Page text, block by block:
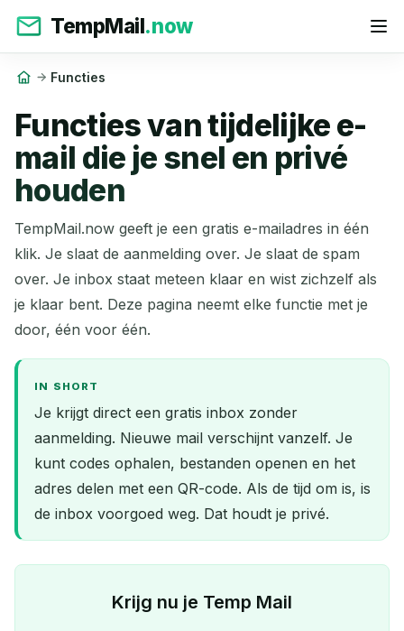
TempMail.now
Functies
Functies van tijdelijke e-
mail die je snel en privé
houden
TempMail.now geeft je een gratis e-mailadres in één
klik. Je slaat de aanmelding over. Je slaat de spam
over. Je inbox staat meteen klaar en wist zichzelf als
je klaar bent. Deze pagina neemt elke functie met je
door, één voor één.
IN SHORT
Je krijgt direct een gratis inbox zonder
aanmelding. Nieuwe mail verschijnt vanzelf. Je
kunt codes ophalen, bestanden openen en het
adres delen met een QR-code. Als de tijd om is, is
de inbox voorgoed weg. Dat houdt je privé.
Krijg nu je Temp Mail